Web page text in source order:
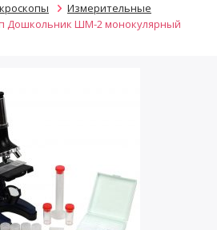
Измерительные
Дошкольник ШМ-2 монокулярный